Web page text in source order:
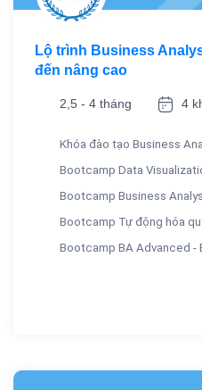
Lộ trình Business
đến nâng cao
2,5 - 4 tháng 4
Khóa đào tạo Business
Bootcamp Data
Bootcamp Business
Bootcamp Tự động hóa
Bootcamp BA Advanced -